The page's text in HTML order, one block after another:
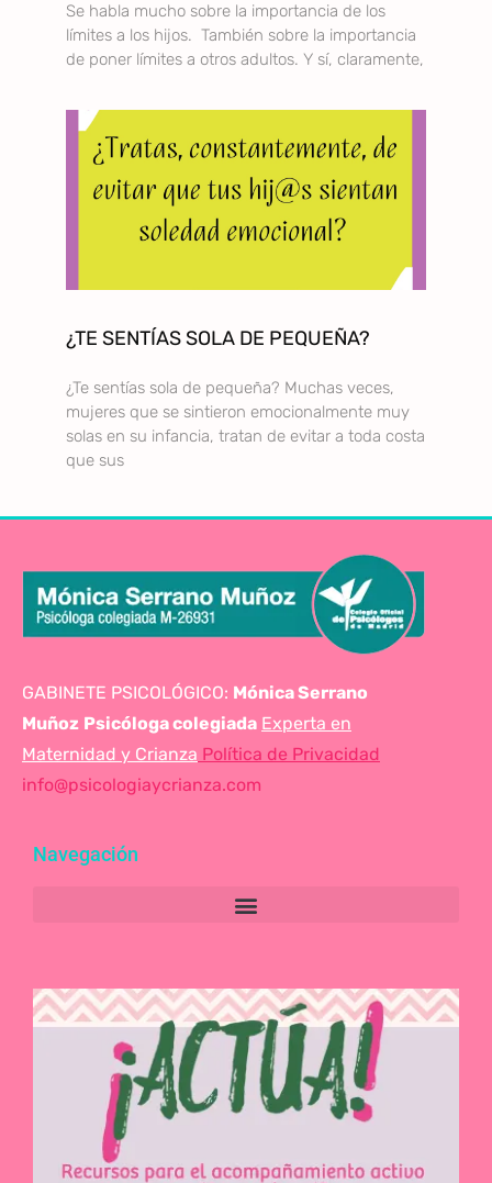
Se habla mucho sobre la importancia de los
límites a los hijos. También sobre la importancia
de poner límites a otros adultos. Y sí, claramente,
¿TE SENTÍAS SOLA DE PEQUEÑA?
¿Te sentías sola de pequeña? Muchas veces,
mujeres que se sintieron emocionalmente muy
solas en su infancia, tratan de evitar a toda costa
que sus
GABINETE PSICOLÓGICO: Mónica Serrano
Muñoz Psicóloga colegiada Experta en
Maternidad y Crianza Política de Privacidad
info@psicologiaycrianza.com
Navegación